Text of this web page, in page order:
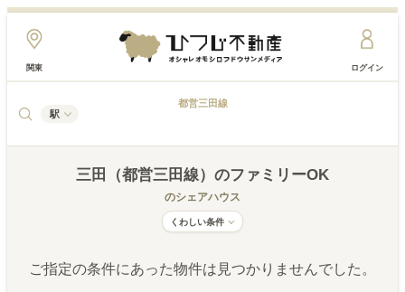
関東 ログイン
駅
都営三田線
三田（都営三田線） のファミリーOK
のシェアハウス
くわしい条件
ご指定の条件にあった物件は見つかりませんでした。